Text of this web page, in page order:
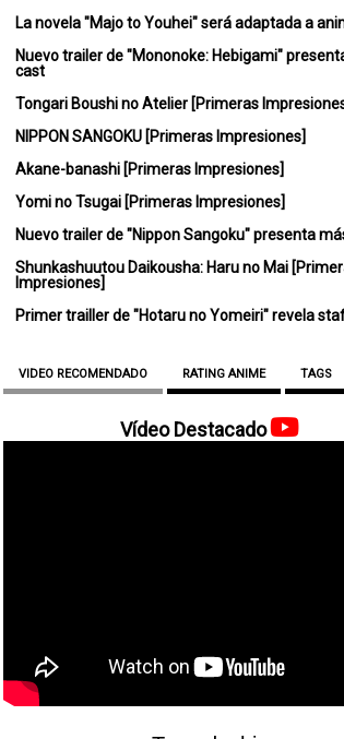
La novela "Majo to Youhei" será adaptada a
Nuevo trailer de "Mononoke: Hebigami"
cast
Tongari Boushi no Atelier [Primeras
NIPPON SANGOKU [Primeras Impresiones]
Akane-banashi [Primeras Impresiones]
Yomi no Tsugai [Primeras Impresiones]
Nuevo trailer de "Nippon Sangoku" presenta
Shunkashuutou Daikousha: Haru no Mai
Impresiones]
Primer trailler de "Hotaru no Yomeiri" revela
VIDEO RECOMENDADO RATING ANIME TAGS
Vídeo Destacado